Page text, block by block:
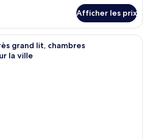
Afficher les prix
Une chambre d’hôtel avec un
grand lit, chambres
la ville